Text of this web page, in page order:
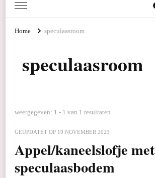
Home speculaasroom
speculaasroom
weergegeven: 1 - 1 van 1 resultaten
GEÜPDATET OP 19 NOVEMBER 2023
Appel/kaneelslofje met
speculaasbodem